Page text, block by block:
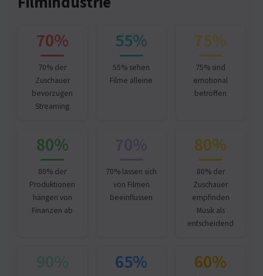
70%
70% der
Zuschauer
bevorzugen
Streaming
55%
55% sehen
Filme alleine
75%
75% sind
emotional
betroffen
80%
80% der
Produktionen
hängen von
Finanzen ab
70% lassen sich
von Filmen
beeinflussen
80%
80% der
Zuschauer
empfinden
Musik als
entscheidend
90% 65% 60%